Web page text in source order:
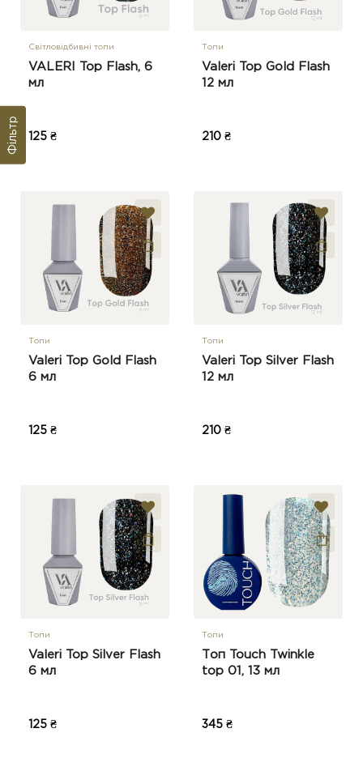
Фільтр
Світловідбивні топи
VALERI Top Flash, 6
мл
125 ₴
Топи
Valeri Top Gold Flash
12 мл
210 ₴
Топи
Valeri Top Gold Flash
6 мл
125 ₴
Топи
Valeri Top Silver Flash
12 мл
210 ₴
Топи
Valeri Top Silver Flash
6 мл
125 ₴
Топи
Топ Touch Twinkle
top 01, 13 мл
345 ₴